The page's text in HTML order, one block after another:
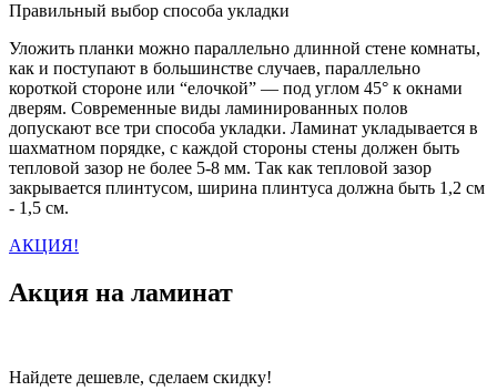
Правильный выбор способа укладки
Уложить планки можно параллельно длинной стене комнаты,
как и поступают в большинстве случаев, параллельно
короткой стороне или “елочкой” — под углом 45° к окнами
дверям. Современные виды ламинированных полов
допускают все три способа укладки. Ламинат укладывается в
шахматном порядке, с каждой стороны стены должен быть
тепловой зазор не более 5-8 мм. Так как тепловой зазор
закрывается плинтусом, ширина плинтуса должна быть 1,2 см
- 1,5 см.
АКЦИЯ!
Акция на ламинат
Найдете дешевле, сделаем скидку!